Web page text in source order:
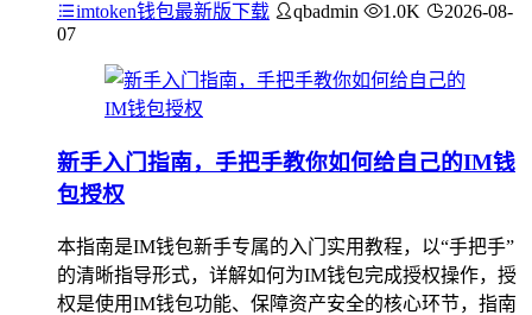
imtoken钱包最新版下载 qbadmin 1.0K
2026-08-
07
新手入门指南，手把手教你如何给自己的IM钱
包授权
本指南是IM钱包新手专属的入门实用教程，以“手把手”
的清晰指导形式，详解如何为IM钱包完成授权操作，授
权是使用IM钱包功能、保障资产安全的核心环节，指南